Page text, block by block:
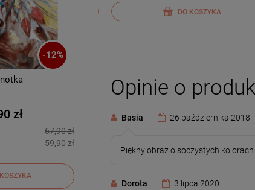
-12%
zł
67,90 zł
59,90 zł
DO KOSZYKA DO KOSZYKA
Opinie o
Basia 26 października 2018
Piękny obraz o soczystych
Dorota 3 lipca 2020